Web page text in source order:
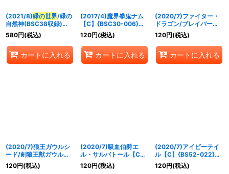
(2021/8)緑の世界/緑の
自然神(BSC38収録)
【転醒X】{BS53-
TX03a/BS53-TX03b}
《緑》
580円(税込)
カートに入れる
(2017/4)魔界拳鬼ナム
【C】{BSC30-006}
《紫》
120円(税込)
カートに入れる
(2020/7)ファイター・
ドラゴン/ブレイバー・
ドラゴン【転醒R】
{BS52-007}《赤》
120円(税込)
カートに入れる
(2020/7)狼王ガウルシ
ード/剣狼王獣ガウルシ
ード【転醒R】{BS52-
025}《緑》
120円(税込)
(2020/7)吸血伯爵エ
ル・サルバトール【C】
{BS52-019}《紫》
120円(税込)
(2020/7)アイビーテイ
ル【C】{BS52-022}
《緑》
120円(税込)